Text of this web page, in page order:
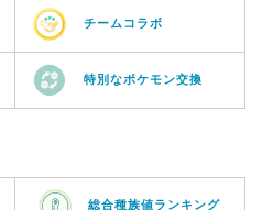
チームコラボ
特別なポケモン交換
総合種族値ランキング